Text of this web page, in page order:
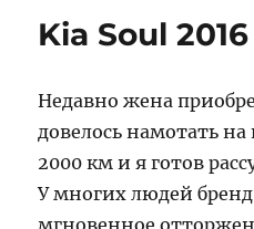
Kia Soul
Недавно жена
довелось намотать
2000 км и я готов
У многих людей
мгновенное